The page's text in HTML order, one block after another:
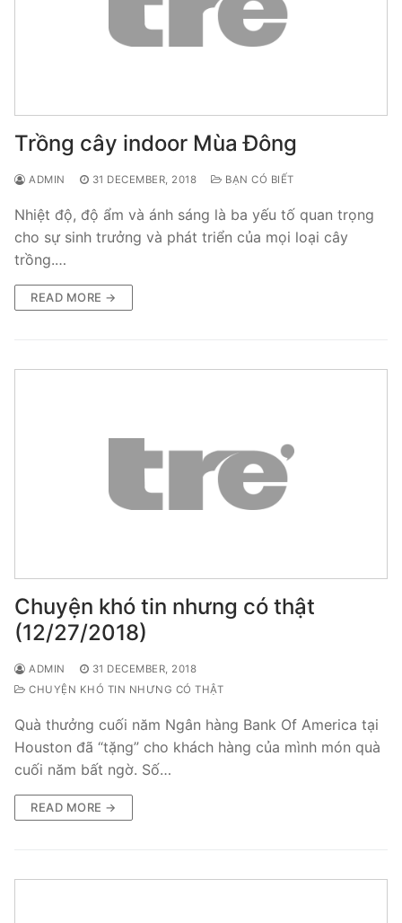
Trồng cây indoor Mùa Đông
ADMIN 31 DECEMBER, 2018 BẠN CÓ BIẾT
Nhiệt độ, độ ẩm và ánh sáng là ba yếu tố quan trọng
cho sự sinh trưởng và phát triển của mọi loại cây
trồng.…
READ MORE →
Chuyện khó tin nhưng có thật
(12/27/2018)
ADMIN
31 DECEMBER, 2018
CHUYỆN KHÓ TIN NHƯNG CÓ THẬT
Quà thưởng cuối năm Ngân hàng Bank Of America tại
Houston đã “tặng” cho khách hàng của mình món quà
cuối năm bất ngờ. Số…
READ MORE →